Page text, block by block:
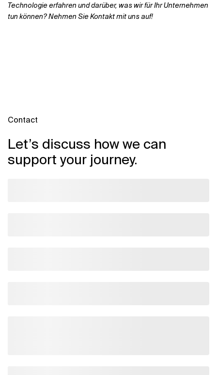
Technologie erfahren und darüber, was wir für Ihr Unternehmen
tun können? Nehmen Sie Kontakt mit uns auf!
Contact
Let’s discuss how we can
support your journey.